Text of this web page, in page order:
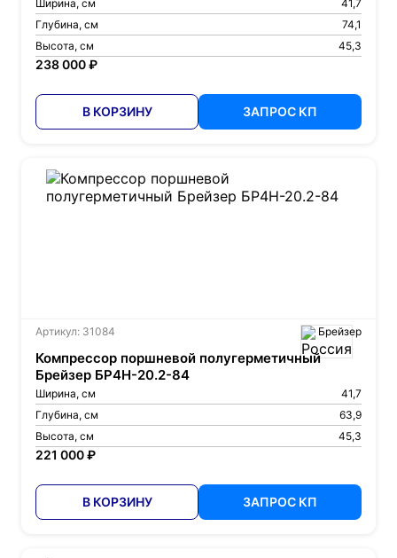
Ширина, см
41,7
Глубина, см
74,1
Высота, см
45,3
238 000 ₽
В КОРЗИНУ ЗАПРОС КП
Артикул: 31084 Брейзер
Компрессор поршневой полугерметичный
Брейзер БР4Н-20.2-84
Ширина, см
41,7
Глубина, см
63,9
Высота, см
45,3
221 000 ₽
В КОРЗИНУ ЗАПРОС КП